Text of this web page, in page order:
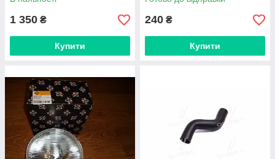
(відбалансований)алюмінієви
1 350 ₴
Купити
Польща)
240 ₴
Купити